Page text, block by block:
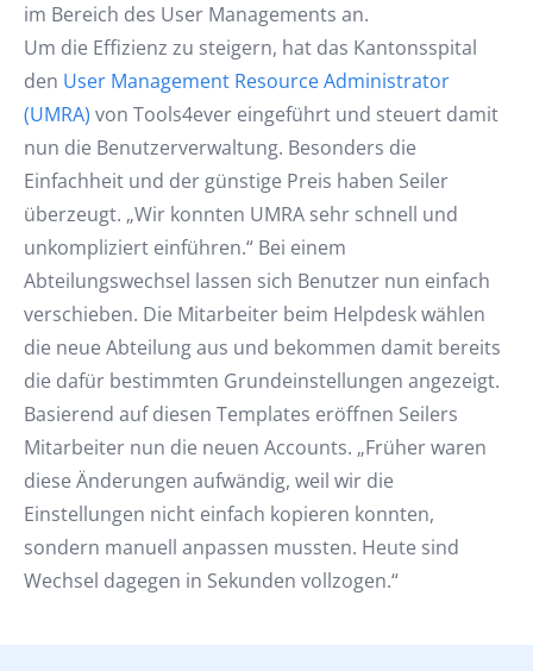
im Bereich des User Managements an.
Um die Effizienz zu steigern, hat das Kantonsspital
den User Management Resource Administrator
(UMRA) von Tools4ever eingeführt und steuert damit
nun die Benutzerverwaltung. Besonders die
Einfachheit und der günstige Preis haben Seiler
überzeugt. „Wir konnten UMRA sehr schnell und
unkompliziert einführen.“ Bei einem
Abteilungswechsel lassen sich Benutzer nun einfach
verschieben. Die Mitarbeiter beim Helpdesk wählen
die neue Abteilung aus und bekommen damit bereits
die dafür bestimmten Grundeinstellungen angezeigt.
Basierend auf diesen Templates eröffnen Seilers
Mitarbeiter nun die neuen Accounts. „Früher waren
diese Änderungen aufwändig, weil wir die
Einstellungen nicht einfach kopieren konnten,
sondern manuell anpassen mussten. Heute sind
Wechsel dagegen in Sekunden vollzogen.“